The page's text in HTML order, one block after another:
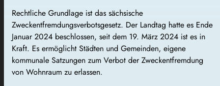
Rechtliche Grundlage ist das sächsische
Zweckentfremdungsverbotsgesetz. Der Landtag hatte es Ende
Januar 2024 beschlossen, seit dem 19. März 2024 ist es in
Kraft. Es ermöglicht Städten und Gemeinden, eigene
kommunale Satzungen zum Verbot der Zweckentfremdung
von Wohnraum zu erlassen.